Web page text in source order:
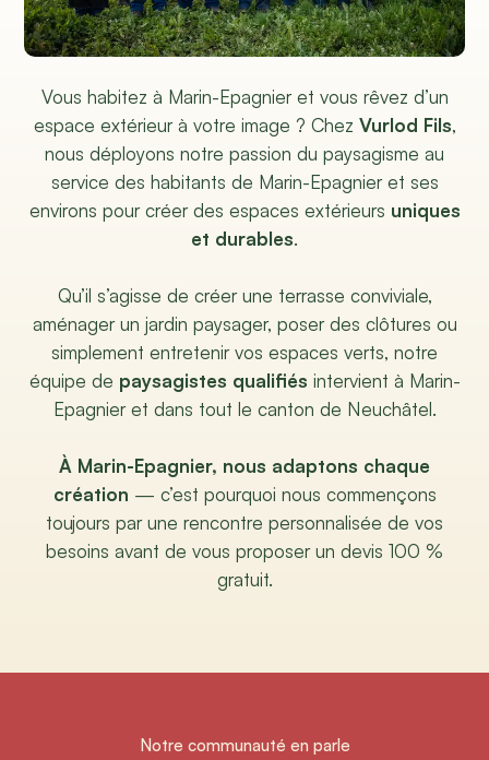
Vous habitez à Marin-Epagnier et vous rêvez d’un
espace extérieur à votre image ? Chez Vurlod Fils,
nous déployons notre passion du paysagisme au
service des habitants de Marin-Epagnier et ses
environs pour créer des espaces extérieurs uniques
et durables.
Qu’il s’agisse de créer une terrasse conviviale,
aménager un jardin paysager, poser des clôtures ou
simplement entretenir vos espaces verts, notre
équipe de paysagistes qualifiés intervient à Marin-
Epagnier et dans tout le canton de Neuchâtel.
À Marin-Epagnier, nous adaptons chaque
création — c’est pourquoi nous commençons
toujours par une rencontre personnalisée de vos
besoins avant de vous proposer un devis 100 %
gratuit.
Notre communauté en parle